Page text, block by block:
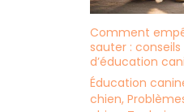
Comment
sauter :
d’éducation
Éducation
chien,